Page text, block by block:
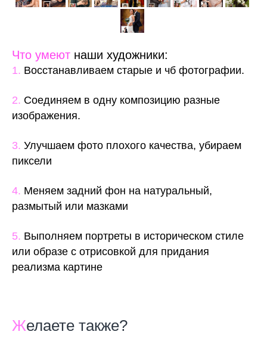
Что умеют наши художники:
1. Восстанавливаем старые и чб фотографии.
2. Соединяем в одну композицию разные
изображения.
3. Улучшаем фото плохого качества, убираем
пиксели
4. Меняем задний фон на натуральный,
размытый или мазками
5. Выполняем портреты в историческом стиле
или образе с отрисовкой для придания
реализма картине
Желаете также?